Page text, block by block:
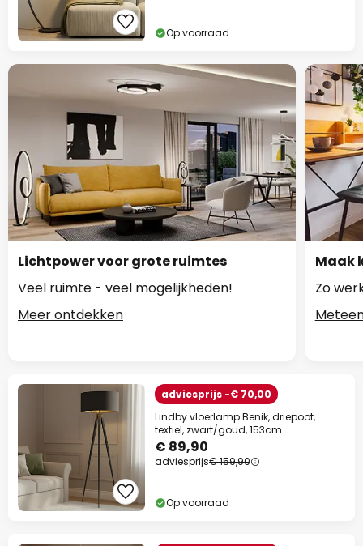
Op voorraad
Lichtpower voor grote ruimtes
Veel ruimte - veel mogelijkheden!
Meer ontdekken
Maak
Zo
adviesprijs -€ 70,00
Lindby vloerlamp Benik, driepoot,
textiel, zwart/goud, 153cm
€ 89,90
adviesprijs€ 159,90
Op voorraad